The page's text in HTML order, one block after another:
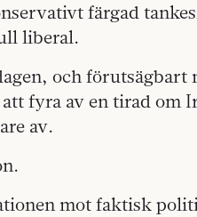
färgad
liberal.
och förutsägbart
fyra av en tirad om
av.
mot faktisk